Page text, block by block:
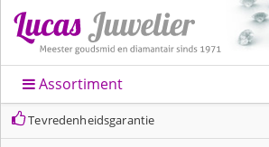
Assortiment
Tevredenheidsgarantie